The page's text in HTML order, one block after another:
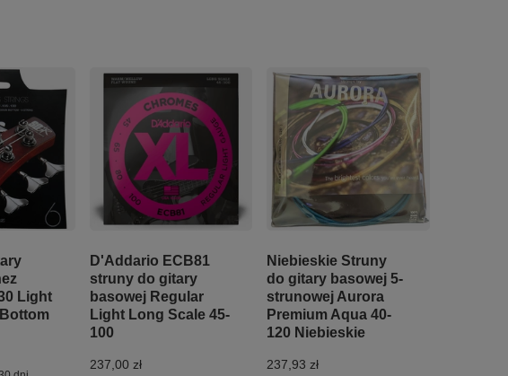
Light
D'Addario ECB81
struny do gitary
basowej Regular
Light Long Scale 45-
100
237,00 zł
Niebieskie Struny
do gitary basowej 5-
strunowej Aurora
Premium Aqua 40-
120 Niebieskie
237,93 zł